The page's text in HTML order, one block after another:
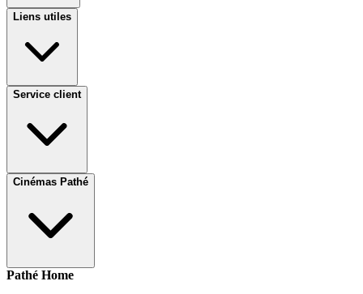
Liens utiles
Service client
Cinémas Pathé
Pathé Home